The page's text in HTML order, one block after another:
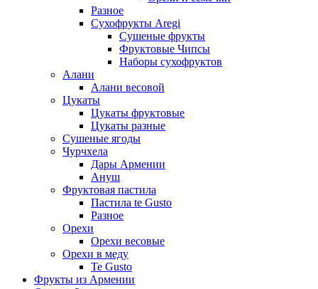
Разное
Сухофрукты Aregi
Сушеные фрукты
Фруктовые Чипсы
Наборы сухофруктов
Алани
Алани весовой
Цукаты
Цукаты фруктовые
Цукаты разные
Сушеные ягоды
Чурчхела
Дары Армении
Ануш
Фруктовая пастила
Пастила te Gusto
Разное
Орехи
Орехи весовые
Орехи в меду
Te Gusto
Фрукты из Армении